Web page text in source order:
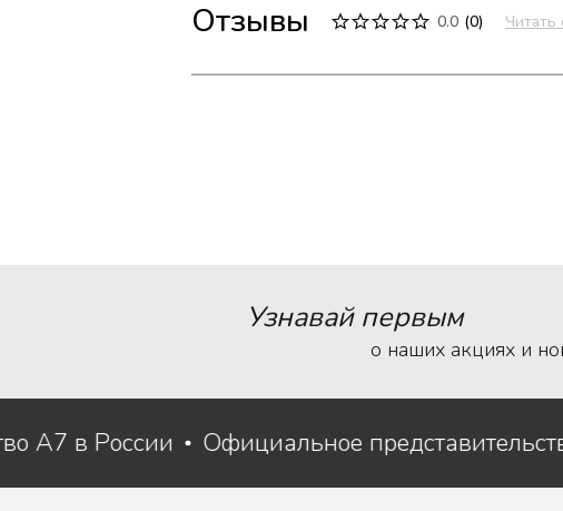
Отзывы 0.0 (0)
Узнавай первым
о наших акциях и
A7 в России Официальное